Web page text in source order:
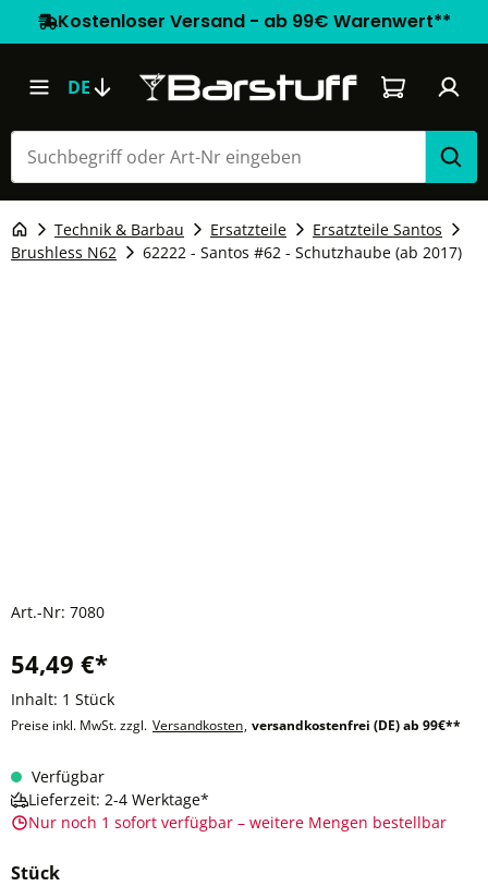
Kostenloser Versand - ab 99€ Warenwert**
DE Warenkorb
Technik & Barbau Ersatzteile
Ersatzteile Santos
Brushless N62
62222 - Santos #62 - Schutzhaube (ab 2017)
Art.-Nr: 7080
54,49 €*
Inhalt: 1 Stück
Preise inkl. MwSt. zzgl. Versandkosten, versandkostenfrei (DE) ab 99€**
Verfügbar
Lieferzeit: 2-4 Werktage*
Nur noch 1 sofort verfügbar – weitere Mengen bestellbar
Stück